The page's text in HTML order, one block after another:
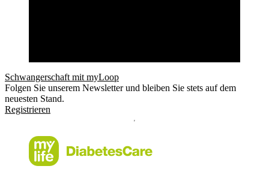
Schwangerschaft mit myLoop
Folgen Sie unserem Newsletter und bleiben Sie stets auf dem
neuesten Stand.
Registrieren